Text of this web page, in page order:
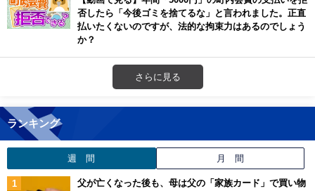
否したら「今後ゴミを捨てるな」と言われました。正直
払いたくないのですが、法的な拘束力はあるのでしょう
か？
さらに見る
ランキング
週 間 月 間
父が亡くなった後も、母は父の「家族カード」で買い物